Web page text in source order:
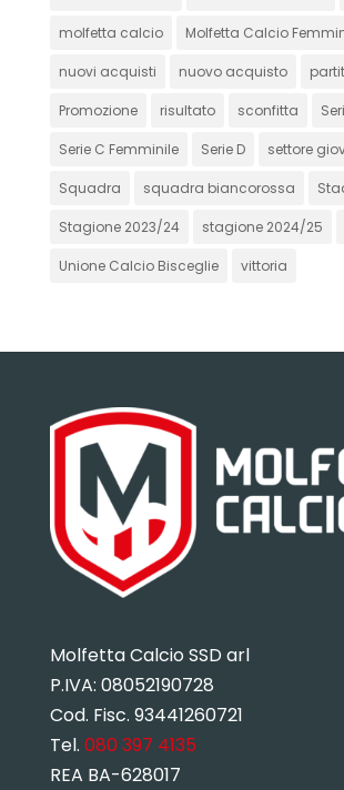
molfetta calcio Molfetta Calcio
nuovi acquisti nuovo acquisto
Promozione risultato sconfitta
Serie C Femminile Serie D settore
Squadra squadra biancorossa
Stagione 2023/24 stagione 2024/25
Unione Calcio Bisceglie vittoria
Molfetta Calcio SSD arl
P.IVA: 08052190728
Cod. Fisc. 93441260721
Tel. 080 397 4135
REA BA-628017